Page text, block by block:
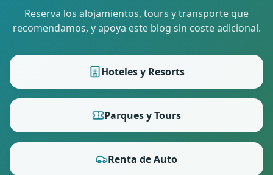
Reserva los alojamientos, tours y transporte que
recomendamos, y apoya este blog sin coste adicional.
Hoteles y Resorts
Parques y Tours
Renta de Auto